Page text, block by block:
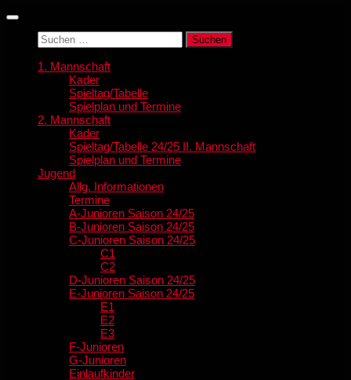
Zum
springenSuchen
nach:
1. Mannschaft
Kader
Spieltag/Tabelle
Spielplan und Termine
2. Mannschaft
Kader
Spieltag/Tabelle 24/25 II. Mannschaft
Spielplan und Termine
Jugend
Allg. Informationen
Termine
A-Junioren Saison 24/25
B-Junioren Saison 24/25
C-Junioren Saison 24/25
C1
C2
D-Junioren Saison 24/25
E-Junioren Saison 24/25
E1
E2
E3
F-Junioren
G-Junioren
Einlaufkinder